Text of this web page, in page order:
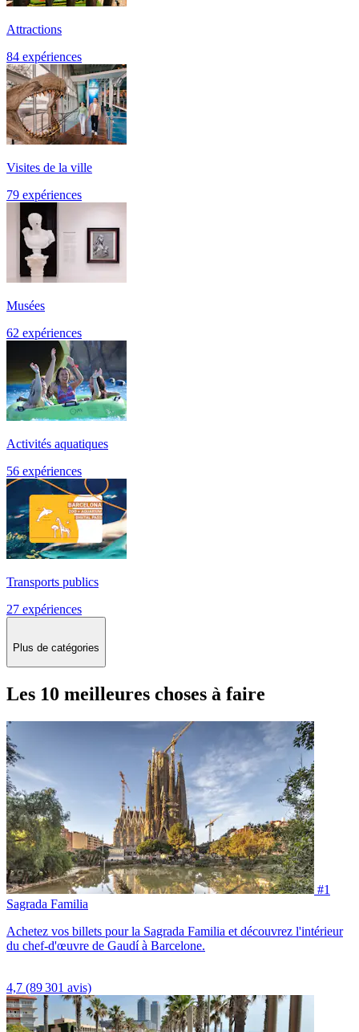
Attractions
84 expériences
Visites de la ville
79 expériences
Musées
62 expériences
Activités aquatiques
56 expériences
Transports publics
27 expériences
Plus de catégories
Les 10 meilleures choses à faire
#1
Sagrada Familia
Achetez vos billets pour la Sagrada Familia et découvrez l'intérieur
du chef-d'œuvre de Gaudí à Barcelone.
4,7 (89 301 avis)